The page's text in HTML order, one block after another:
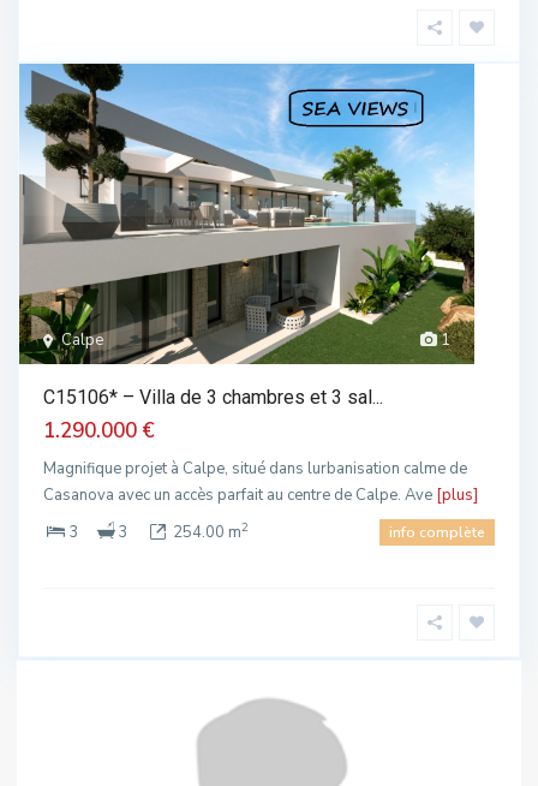
1
Calpe
C15106* – Villa de 3 chambres et 3 sal...
1.290.000 €
Magnifique projet à Calpe, situé dans lurbanisation calme de
Casanova avec un accès parfait au centre de Calpe. Ave [plus]
3
3 254.00 m2 info complète